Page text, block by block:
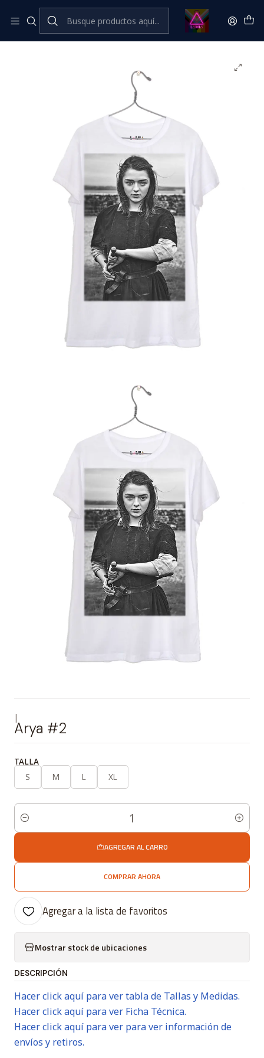
Inicio Catálogo Classic ⭐ CLÁSICOS LÂMIA⭐ Classic
Arya #2
|
Arya #2
TALLA
S M L XL
Cantidad
AGREGAR AL CARRO
COMPRAR AHORA
Agregar a la lista de favoritos
Mostrar stock de ubicaciones
DESCRIPCIÓN
Hacer click aquí para ver tabla de Tallas y Medidas.
Hacer click aquí para ver Ficha Técnica.
Hacer click aquí para ver para ver información de
envíos y retiros.